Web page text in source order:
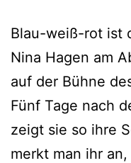
Blau-weiß-rot ist
Nina Hagen am
auf der Bühne
Fünf Tage nach
zeigt sie so ihre
merkt man ihr